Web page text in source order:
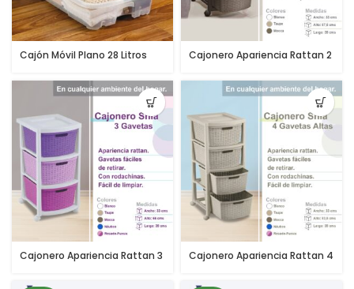
Cajón Móvil Plano 28 Litros
Cajonero Apariencia Rattan 2
Altas
Cajonero Apariencia Rattan 3
Cajonero Apariencia Rattan 4